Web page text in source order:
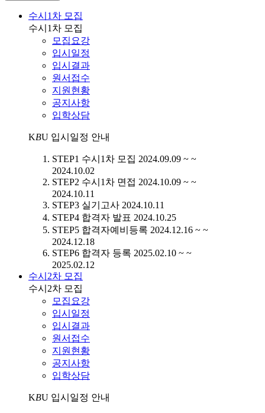
수시1차 모집
수시1차 모집
모집요강
입시일정
입시결과
원서접수
지원현황
공지사항
입학상담
KBU 입시일정 안내
STEP1 수시1차 모집 2024.09.09 ~ ~
2024.10.02
STEP2 수시1차 면접 2024.10.09 ~ ~
2024.10.11
STEP3 실기고사 2024.10.11
STEP4 합격자 발표 2024.10.25
STEP5 합격자예비등록 2024.12.16 ~ ~
2024.12.18
STEP6 합격자 등록 2025.02.10 ~ ~
2025.02.12
수시2차 모집
수시2차 모집
모집요강
입시일정
입시결과
원서접수
지원현황
공지사항
입학상담
KBU 입시일정 안내